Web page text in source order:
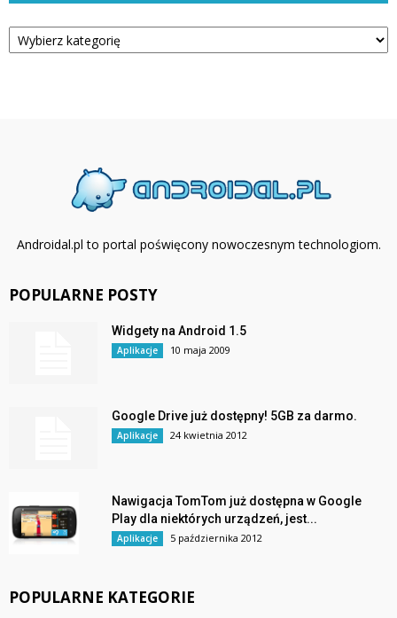
Kategorie
Androidal.pl to portal poświęcony nowoczesnym technologiom.
POPULARNE POSTY
Widgety na Android 1.5
Aplikacje 10 maja 2009
Google Drive już dostępny! 5GB za darmo.
Aplikacje 24 kwietnia 2012
Nawigacja TomTom już dostępna w Google
Play dla niektórych urządzeń, jest...
Aplikacje 5 października 2012
POPULARNE KATEGORIE